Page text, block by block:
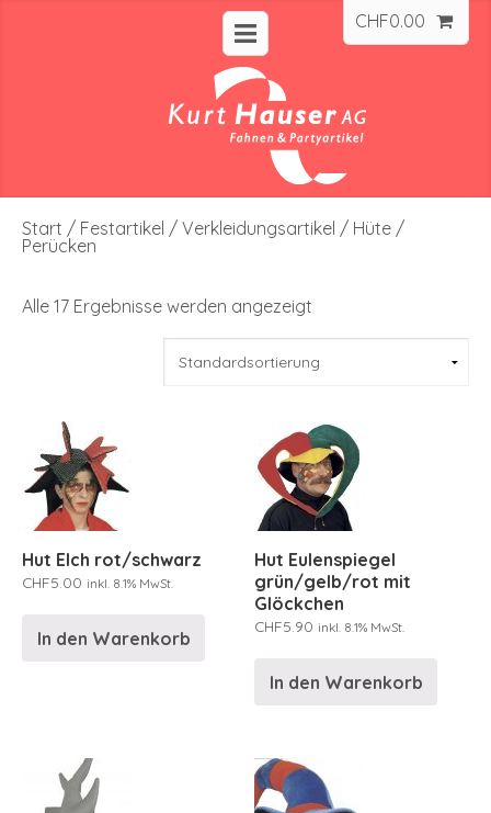
CHF0.00
Start / Festartikel / Verkleidungsartikel / Hüte /
Perücken
Alle 17 Ergebnisse werden angezeigt
Hut Elch rot/schwarz
CHF5.00 inkl. 8.1% MwSt.
In den Warenkorb
Hut Eulenspiegel
grün/gelb/rot mit
Glöckchen
CHF5.90 inkl. 8.1% MwSt.
In den Warenkorb